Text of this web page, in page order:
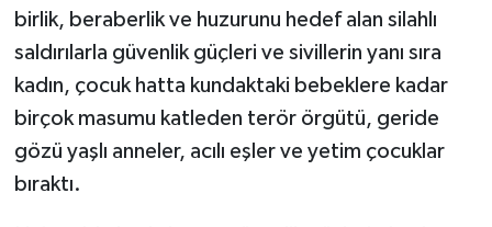
birlik, beraberlik ve huzurunu hedef alan silahlı
saldırılarla güvenlik güçleri ve sivillerin yanı sıra
kadın, çocuk hatta kundaktaki bebeklere kadar
birçok masumu katleden terör örgütü, geride
gözü yaşlı anneler, acılı eşler ve yetim çocuklar
bıraktı.